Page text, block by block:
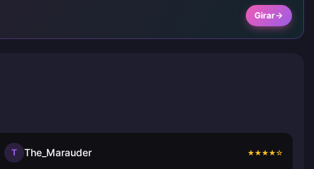
Girar
T The_Marauder ★★★★☆